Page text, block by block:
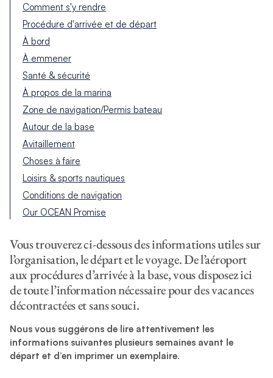
Comment s'y rendre
Procédure d'arrivée et de départ
À bord
À emmener
Santé & sécurité
À propos de la marina
Zone de navigation/Permis bateau
Autour de la base
Avitaillement
Choses à faire
Loisirs & sports nautiques
Conditions de navigation
Our OCEAN Promise
Vous trouverez ci-dessous des informations utiles sur
l’organisation, le départ et le voyage. De l’aéroport
aux procédures d’arrivée à la base, vous disposez ici
de toute l’information nécessaire pour des vacances
décontractées et sans souci.
Nous vous suggérons de lire attentivement les
informations suivantes plusieurs semaines avant le
départ et d’en imprimer un exemplaire.